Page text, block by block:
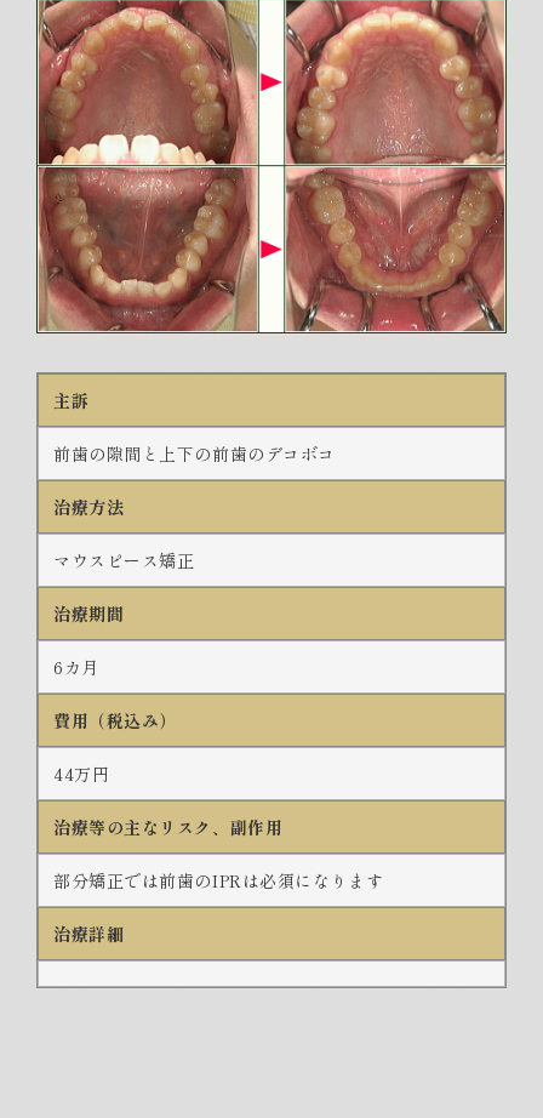
主訴
前歯の隙間と上下の前歯のデコボコ
治療方法
マウスピース矯正
治療期間
6カ月
費用（税込み）
44万円
治療等の主なリスク、副作用
部分矯正では前歯のIPRは必須になります
治療詳細